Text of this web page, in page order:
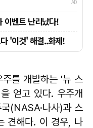
를 개발하는 '뉴 스
얻고 있다. 우주개
(NASA·나사)과 스
견해다. 이 경우, 나